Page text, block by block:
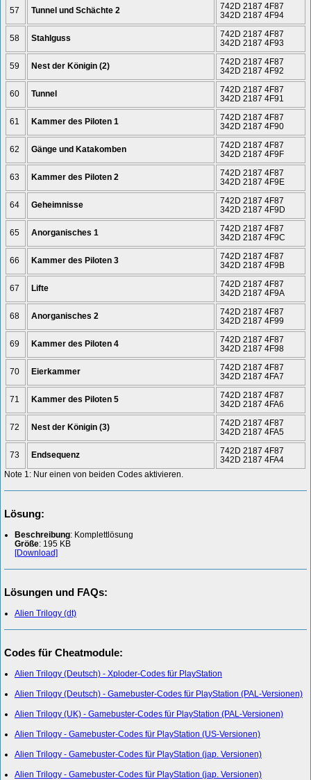
57 Tunnel und Schächte 2
742D 2187 4F87
342D 2187 4F94
58 Stahlguss
742D 2187 4F87
342D 2187 4F93
59 Nest der Königin (2)
742D 2187 4F87
342D 2187 4F92
60 Tunnel
742D 2187 4F87
342D 2187 4F91
61 Kammer des Piloten 1
742D 2187 4F87
342D 2187 4F90
62 Gänge und Katakomben
742D 2187 4F87
342D 2187 4F9F
63 Kammer des Piloten 2
742D 2187 4F87
342D 2187 4F9E
64 Geheimnisse
742D 2187 4F87
342D 2187 4F9D
65 Anorganisches 1
742D 2187 4F87
342D 2187 4F9C
66 Kammer des Piloten 3
742D 2187 4F87
342D 2187 4F9B
67 Lifte
742D 2187 4F87
342D 2187 4F9A
68 Anorganisches 2
742D 2187 4F87
342D 2187 4F99
69 Kammer des Piloten 4
742D 2187 4F87
342D 2187 4F98
70 Eierkammer
742D 2187 4F87
342D 2187 4FA7
71 Kammer des Piloten 5
742D 2187 4F87
342D 2187 4FA6
72 Nest der Königin (3)
742D 2187 4F87
342D 2187 4FA5
73 Endsequenz
742D 2187 4F87
342D 2187 4FA4
Note 1: Nur einen von beiden Codes aktivieren.
Lösung:
Beschreibung: Komplettlösung
Größe: 195 KB
[Download]
Lösungen und FAQs:
Alien Trilogy (dt)
Codes für Cheatmodule:
Alien Trilogy (Deutsch) - Xploder-Codes für PlayStation
Alien Trilogy (Deutsch) - Gamebuster-Codes für PlayStation (PAL-Versionen)
Alien Trilogy (UK) - Gamebuster-Codes für PlayStation (PAL-Versionen)
Alien Trilogy - Gamebuster-Codes für PlayStation (US-Versionen)
Alien Trilogy - Gamebuster-Codes für PlayStation (jap. Versionen)
Alien Trilogy - Gamebuster-Codes für PlayStation (jap. Versionen)